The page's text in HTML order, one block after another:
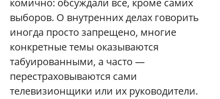
комично: обсуждали все, кроме самих
выборов. О внутренних делах говорить
иногда просто запрещено, многие
конкретные темы оказываются
табуированными, а часто —
перестраховываются сами
телевизионщики или их руководители.